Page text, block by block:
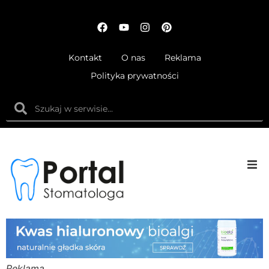
Kontakt O nas
Reklama
Polityka prywatności